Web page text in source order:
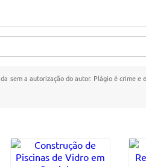
sem a autorização do autor. Plágio é crime e